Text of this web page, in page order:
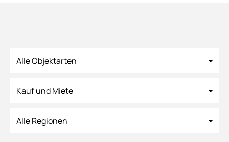
Alle Objektarten
Kauf und Miete
Alle Regionen